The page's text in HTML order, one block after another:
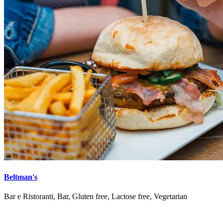
Beltman's
Bar e Ristoranti, Bar, Gluten free, Lactose free, Vegetarian